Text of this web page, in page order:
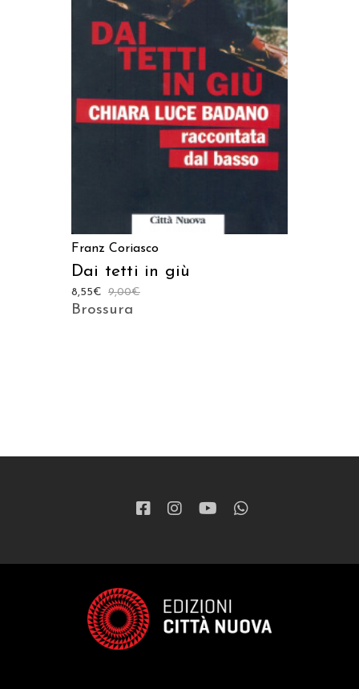
AGGIUNGI AL CARRELLO
Franz Coriasco
Dai tetti in giù
9,00€
8,55€
Brossura